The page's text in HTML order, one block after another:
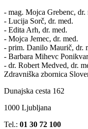
- mag. Mojca Grebenc, dr.
- Lucija Sorč, dr. med.
- Edita Arh, dr. med.
- Mojca Jemec, dr. med.
- prim. Danilo Maurič, dr.
- Barbara Mihevc
- dr. Robert Medved, dr.
Zdravniška zbornica
Dunajska cesta 162
1000 Ljubljana
Tel.: 01 30 72 100